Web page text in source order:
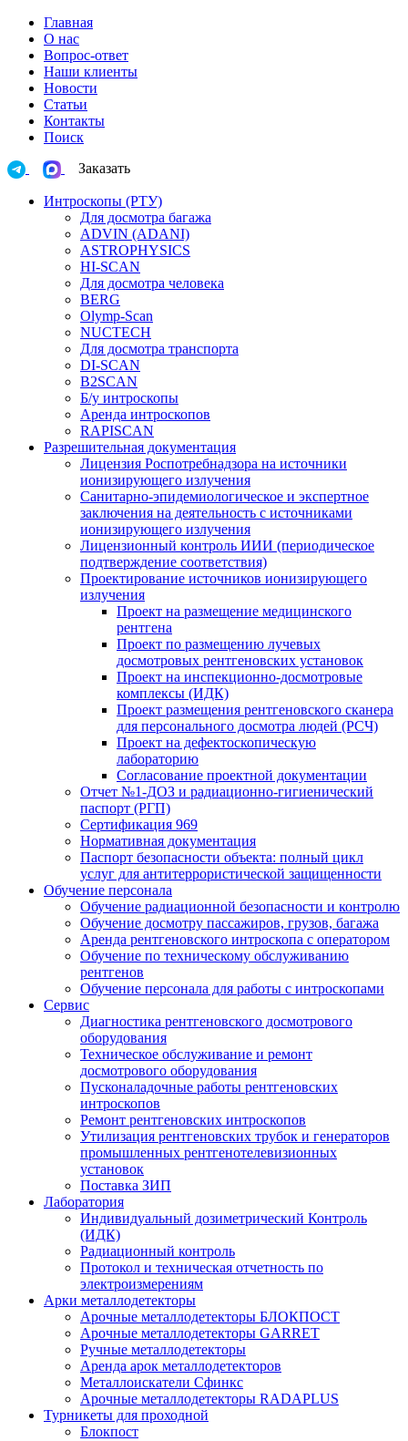
Главная
О нас
Вопрос-ответ
Наши клиенты
Новости
Статьи
Контакты
Поиск
Заказать
Интроскопы (РТУ)
Для досмотра багажа
ADVIN (ADANI)
ASTROPHYSICS
HI-SCAN
Для досмотра человека
BERG
Olymp-Scan
NUCTECH
Для досмотра транспорта
DI-SCAN
B2SCAN
Б/у интроскопы
Аренда интроскопов
RAPISCAN
Разрешительная документация
Лицензия Роспотребнадзора на источники
ионизирующего излучения
Санитарно-эпидемиологическое и экспертное
заключения на деятельность с источниками
ионизирующего излучения
Лицензионный контроль ИИИ (периодическое
подтверждение соответствия)
Проектирование источников ионизирующего
излучения
Проект на размещение медицинского
рентгена
Проект по размещению лучевых
досмотровых рентгеновских установок
Проект на инспекционно-досмотровые
комплексы (ИДК)
Проект размещения рентгеновского сканера
для персонального досмотра людей (РСЧ)
Проект на дефектоскопическую
лабораторию
Согласование проектной документации
Отчет №1-ДОЗ и радиационно-гигиенический
паспорт (РГП)
Сертификация 969
Нормативная документация
Паспорт безопасности объекта: полный цикл
услуг для антитеррористической защищенности
Обучение персонала
Обучение радиационной безопасности и контролю
Обучение досмотру пассажиров, грузов, багажа
Аренда рентгеновского интроскопа с оператором
Обучение по техническому обслуживанию
рентгенов
Обучение персонала для работы с интроскопами
Сервис
Диагностика рентгеновского досмотрового
оборудования
Техническое обслуживание и ремонт
досмотрового оборудования
Пусконаладочные работы рентгеновских
интроскопов
Ремонт рентгеновских интроскопов
Утилизация рентгеновских трубок и генераторов
промышленных рентгенотелевизионных
установок
Поставка ЗИП
Лаборатория
Индивидуальный дозиметрический Контроль
(ИДК)
Радиационный контроль
Протокол и техническая отчетность по
электроизмерениям
Арки металлодетекторы
Арочные металлодетекторы БЛОКПОСТ
Арочные металлодетекторы GARRET
Ручные металлодетекторы
Аренда арок металлодетекторов
Металлоискатели Сфинкс
Арочные металлодетекторы RADAPLUS
Турникеты для проходной
Блокпост